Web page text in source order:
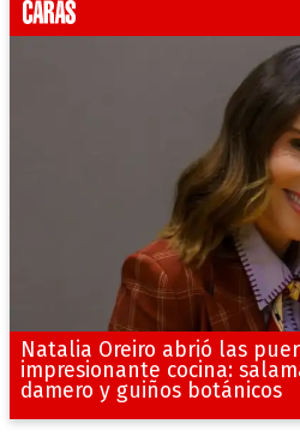
Natalia Oreiro abrió las
impresionante cocina:
damero y guiños botánicos